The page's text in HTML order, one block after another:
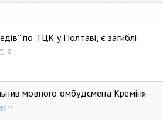
по ТЦК у Полтаві, є загиблі
0
мовного омбудсмена Креміня
0